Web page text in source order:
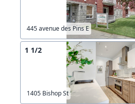
445 avenue des Pins E
1 1/2
1405 Bishop St